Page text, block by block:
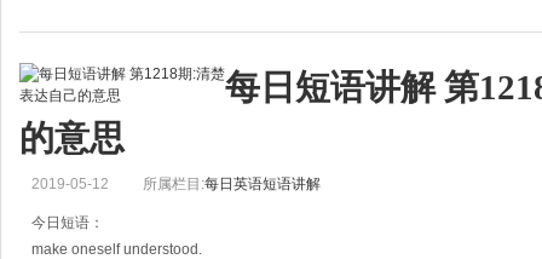
例句：
I paid a visit to my friend in (the) hospital.
我去探望住院中的朋友。
Yesterday we paid a visit to the z
每日短语讲解 第
的意思
2019-05-12 所属栏目:每日英语短语讲解
今日短语：
make oneself understood.